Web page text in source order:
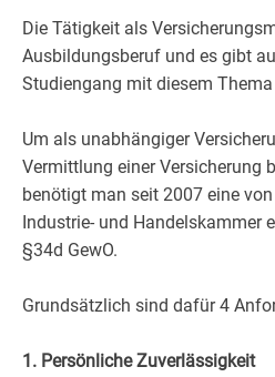
Die Tätigkeit als
Ausbildungsberuf und es gibt
Studiengang mit diesem
Um als unabhängiger
Vermittlung einer Versicherung
benötigt man seit 2007 eine
Industrie- und Handelskammer
§34d GewO.
Grundsätzlich sind dafür 4
1. Persönliche Zuverlässigkeit